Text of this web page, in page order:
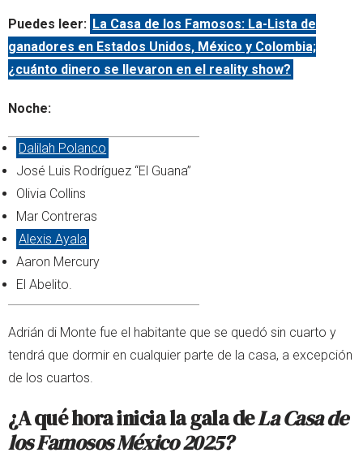
Puedes leer: La Casa de los Famosos: La-Lista de
ganadores en Estados Unidos, México y Colombia;
¿cuánto dinero se llevaron en el reality show?
Noche:
Dalilah Polanco
José Luis Rodríguez “El Guana”
Olivia Collins
Mar Contreras
Alexis Ayala
Aaron Mercury
El Abelito.
Adrián di Monte fue el habitante que se quedó sin cuarto y
tendrá que dormir en cualquier parte de la casa, a excepción
de los cuartos.
¿A qué hora inicia la gala deLa Casa de
los Famosos México 2025?